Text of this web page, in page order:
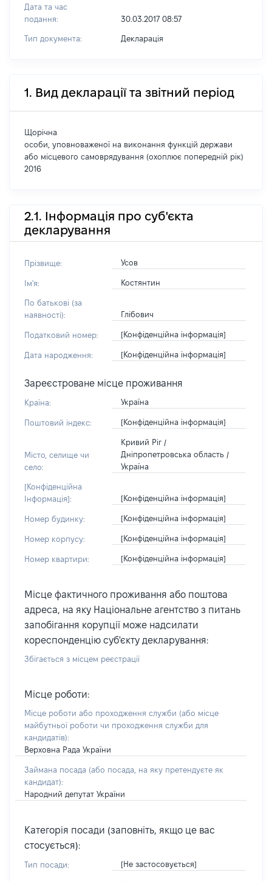
Дата та час
подання:
30.03.2017 08:57
Тип документа: Декларація
1. Вид декларації та звітний період
Щорічна
особи, уповноваженої на виконання функцій держави
або місцевого самоврядування (охоплює попередній рік)
2016
2.1. Інформація про суб'єкта
декларування
Прізвище: Усов
Ім'я: Костянтин
По батькові (за
наявності):
Глібович
Податковий номер: [Конфіденційна інформація]
Дата народження: [Конфіденційна інформація]
Зареєстроване місце проживання
Країна: Україна
Поштовий індекс: [Конфіденційна інформація]
Місто, селище чи
село:
Кривий Ріг /
Дніпропетровська область /
Україна
[Конфіденційна
Інформація]:
[Конфіденційна інформація]
Номер будинку: [Конфіденційна інформація]
Номер корпусу: [Конфіденційна інформація]
Номер квартири: [Конфіденційна інформація]
Місце фактичного проживання або поштова
адреса, на яку Національне агентство з питань
запобігання корупції може надсилати
кореспонденцію суб'єкту декларування:
Збігається з місцем реєстрації
Місце роботи:
Місце роботи або проходження служби (або місце
майбутньої роботи чи проходження служби для
кандидатів):
Верховна Рада України
Займана посада (або посада, на яку претендуєте як
кандидат):
Народний депутат України
Категорія посади (заповніть, якщо це вас
стосується):
Тип посади: [Не застосовується]